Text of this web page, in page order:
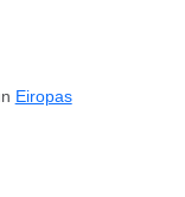
Eiropas